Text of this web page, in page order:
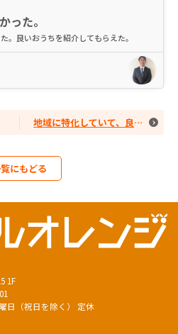
った。
。良いおうちを紹介してもらえた。
地域に特化していて、良い会社だと感じました。
にもどる
1F
日（祝日を除く） 定休